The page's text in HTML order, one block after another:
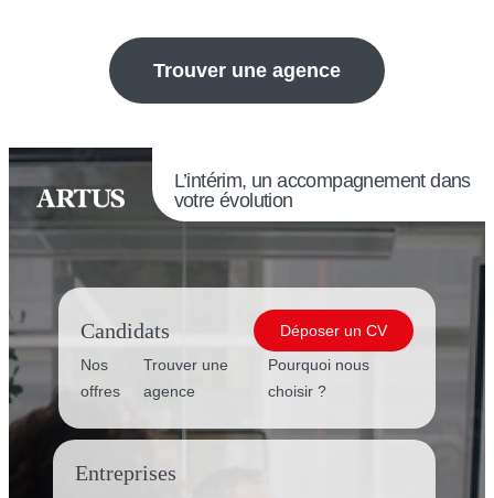
Trouver une agence
L’intérim, un accompagnement dans
votre évolution
Candidats
Déposer un CV
Nos
offres
Trouver une
agence
Pourquoi nous
choisir ?
Entreprises